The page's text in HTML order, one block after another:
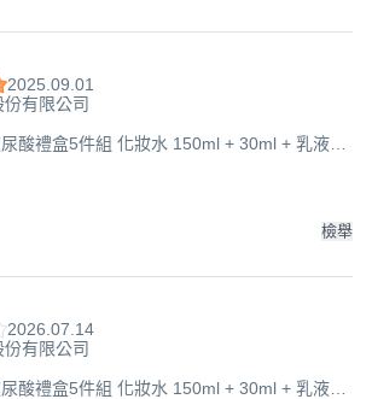
2025.09.01
有限公司
酸禮盒5件組 化妝水 150ml + 30ml + 乳液
檢舉
2026.07.14
有限公司
酸禮盒5件組 化妝水 150ml + 30ml + 乳液